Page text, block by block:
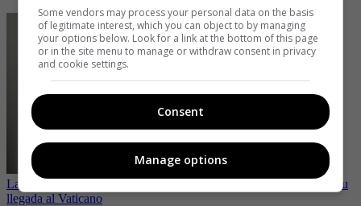
Las seis frases más polémicas del papa Francisco tras 10 años de su
llegada al Vaticano
Some vendors may process your personal data on the basis
of legitimate interest, which you can object to by managing
your options below. Look for a link at the bottom of this page
or in the site menu to manage or withdraw consent in privacy
and cookie settings.
Consent
Manage options